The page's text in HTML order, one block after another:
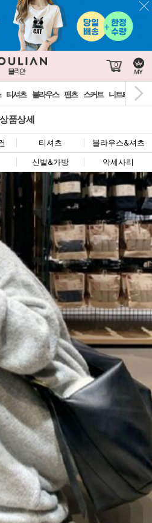
0
티셔츠 블라우스 팬츠 스커트 니트&가디건
상품상세
티셔츠 블라우스&셔츠
신발&가방 악세사리